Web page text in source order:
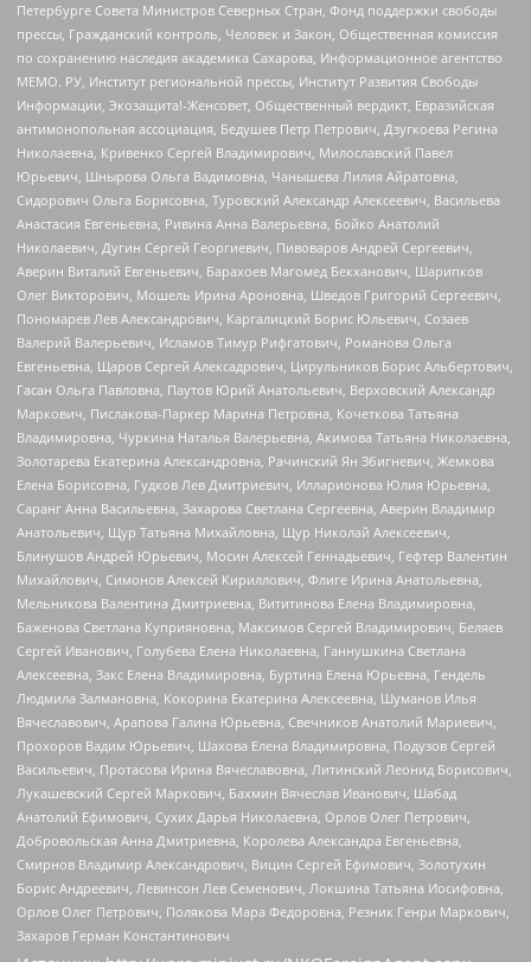
Петербурге Совета Министров Северных Стран, Фонд поддержки свободы
прессы, Гражданский контроль, Человек и Закон, Общественная комиссия
по сохранению наследия академика Сахарова, Информационное агентство
МЕМО. РУ, Институт региональной прессы, Институт Развития Свободы
Информации, Экозащита!-Женсовет, Общественный вердикт, Евразийская
антимонопольная ассоциация, Бедушев Петр Петрович, Дзугкоева Регина
Николаевна, Кривенко Сергей Владимирович, Милославский Павел
Юрьевич, Шнырова Ольга Вадимовна, Чанышева Лилия Айратовна,
Сидорович Ольга Борисовна, Туровский Александр Алексеевич, Васильева
Анастасия Евгеньевна, Ривина Анна Валерьевна, Бойко Анатолий
Николаевич, Дугин Сергей Георгиевич, Пивоваров Андрей Сергеевич,
Аверин Виталий Евгеньевич, Барахоев Магомед Бекханович, Шарипков
Олег Викторович, Мошель Ирина Ароновна, Шведов Григорий Сергеевич,
Пономарев Лев Александрович, Каргалицкий Борис Юльевич, Созаев
Валерий Валерьевич, Исламов Тимур Рифгатович, Романова Ольга
Евгеньевна, Щаров Сергей Алексадрович, Цирульников Борис Альбертович,
Гасан Ольга Павловна, Паутов Юрий Анатольевич, Верховский Александр
Маркович, Пислакова-Паркер Марина Петровна, Кочеткова Татьяна
Владимировна, Чуркина Наталья Валерьевна, Акимова Татьяна Николаевна,
Золотарева Екатерина Александровна, Рачинский Ян Збигневич, Жемкова
Елена Борисовна, Гудков Лев Дмитриевич, Илларионова Юлия Юрьевна,
Саранг Анна Васильевна, Захарова Светлана Сергеевна, Аверин Владимир
Анатольевич, Щур Татьяна Михайловна, Щур Николай Алексеевич,
Блинушов Андрей Юрьевич, Мосин Алексей Геннадьевич, Гефтер Валентин
Михайлович, Симонов Алексей Кириллович, Флиге Ирина Анатольевна,
Мельникова Валентина Дмитриевна, Вититинова Елена Владимировна,
Баженова Светлана Куприяновна, Максимов Сергей Владимирович, Беляев
Сергей Иванович, Голубева Елена Николаевна, Ганнушкина Светлана
Алексеевна, Закс Елена Владимировна, Буртина Елена Юрьевна, Гендель
Людмила Залмановна, Кокорина Екатерина Алексеевна, Шуманов Илья
Вячеславович, Арапова Галина Юрьевна, Свечников Анатолий Мариевич,
Прохоров Вадим Юрьевич, Шахова Елена Владимировна, Подузов Сергей
Васильевич, Протасова Ирина Вячеславовна, Литинский Леонид Борисович,
Лукашевский Сергей Маркович, Бахмин Вячеслав Иванович, Шабад
Анатолий Ефимович, Сухих Дарья Николаевна, Орлов Олег Петрович,
Добровольская Анна Дмитриевна, Королева Александра Евгеньевна,
Смирнов Владимир Александрович, Вицин Сергей Ефимович, Золотухин
Борис Андреевич, Левинсон Лев Семенович, Локшина Татьяна Иосифовна,
Орлов Олег Петрович, Полякова Мара Федоровна, Резник Генри Маркович,
Захаров Герман Константинович